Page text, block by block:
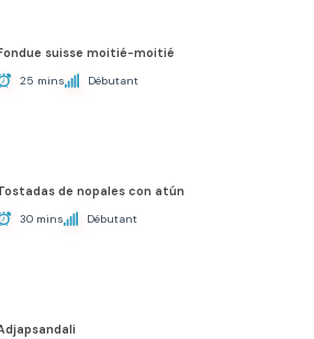
suisse moitié-moitié
25 mins Débutant
de nopales con atún
30 mins Débutant